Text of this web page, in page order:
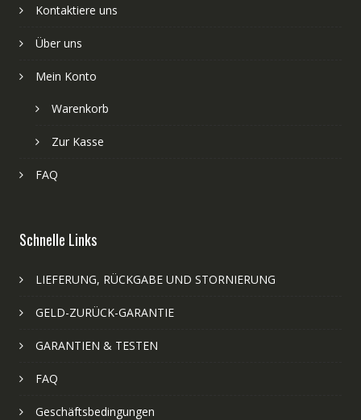
Kontaktiere uns
Über uns
Mein Konto
Warenkorb
Zur Kasse
FAQ
Schnelle Links
LIEFERUNG, RÜCKGABE UND STORNIERUNG
GELD-ZURÜCK-GARANTIE
GARANTIEN & TESTEN
FAQ
Geschäftsbedingungen